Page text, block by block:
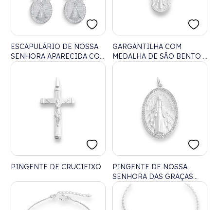
ESCAPULÁRIO DE NOSSA
SENHORA APARECIDA COM
BORDAS CRAVEJADA DE
GARGANTILHA COM
MEDALHA DE SÃO BENTO -
45CM
PINGENTE DE CRUCIFIXO
PINGENTE DE NOSSA
SENHORA DAS GRAÇAS
COM BORDAS CRAVEJADA
COM ZIRCÔNIAS